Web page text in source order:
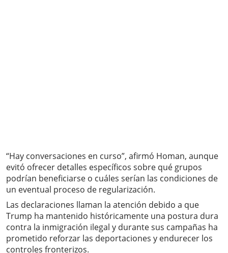
“Hay conversaciones en curso”, afirmó Homan, aunque
evitó ofrecer detalles específicos sobre qué grupos
podrían beneficiarse o cuáles serían las condiciones de
un eventual proceso de regularización.
Las declaraciones llaman la atención debido a que
Trump ha mantenido históricamente una postura dura
contra la inmigración ilegal y durante sus campañas ha
prometido reforzar las deportaciones y endurecer los
controles fronterizos.